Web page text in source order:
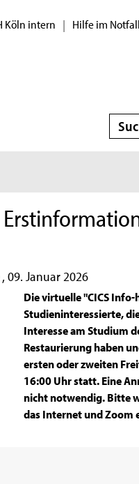
Köln intern | Hilfe im Notfall
Januar 2026
Die virtuelle "CICS
Studieninteressierte,
Interesse am Studium
Restaurierung haben
ersten oder zweiten
16:00 Uhr statt. Eine
nicht notwendig. Bitte
das Internet und Zoom